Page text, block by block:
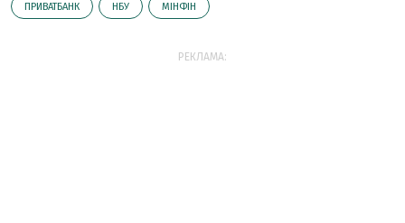
ПРИВАТБАНК НБУ МІНФІН
РЕКЛАМА: